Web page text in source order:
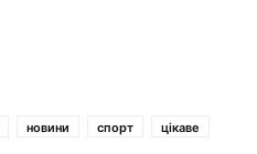
новини спорт цікаве